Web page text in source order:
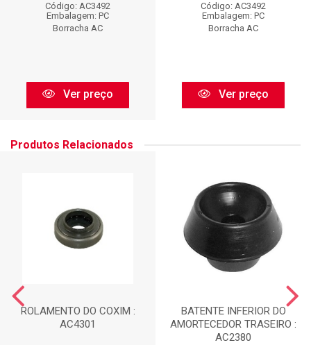
Código: AC3492
Embalagem: PC
Borracha AC
Ver preço
Código: AC3492
Embalagem: PC
Borracha AC
Ver preço
Produtos Relacionados
ROLAMENTO DO COXIM :
AC4301
BATENTE INFERIOR DO
AMORTECEDOR TRASEIRO :
AC2380